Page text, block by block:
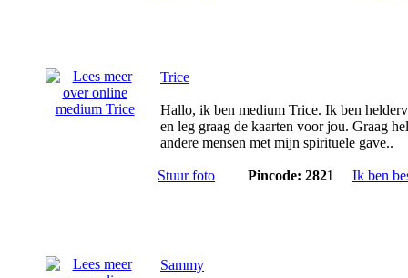
Trice
Hallo, ik ben medium Trice. Ik ben
en leg graag de kaarten voor jou. Graag
andere mensen met mijn spirituele gave..
Stuur foto Pincode: 2821 Ik ben
Sammy